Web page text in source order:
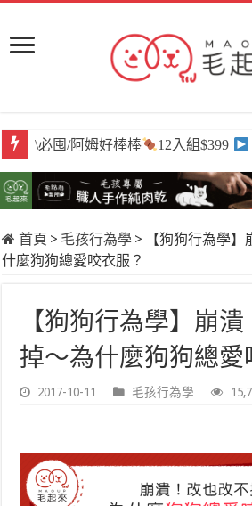
\必囤/阿姆好棒棒 12入組$399
首頁 > 毛孩行為學 >
【狗狗行為學
什麼狗狗總愛咬衣服？
【狗狗行為學】崩
掉～為什麼狗狗總愛
2017-10-11 毛孩行為學